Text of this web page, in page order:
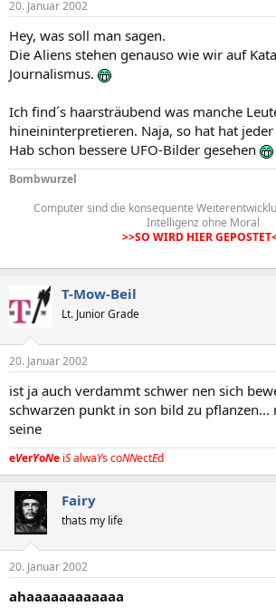
20. Januar 2002
Hey, was soll man sagen.
Die Aliens stehen genauso wie wir auf
Journalismus.
Ich find´s haarsträubend was manche
hineininterpretieren. Naja, so hat hat
Hab schon bessere UFO-Bilder gesehen
Bombwurzel
Computer sind die konsequente
Intelligenz ohne Moral
>>SO WIRD HIER
T-Mow-Beil
Lt. Junior Grade
20. Januar 2002
ist ja auch verdammt schwer nen sich
schwarzen punkt in son bild zu pflanzen...
seine
eVerYoNe iSalwaYs coNNectEd
Fairy
thats my life
20. Januar 2002
ahaaaaaaaaaaaa